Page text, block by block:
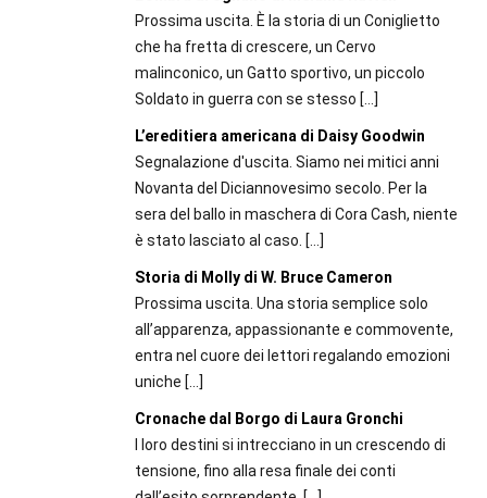
Prossima uscita. È la storia di un Coniglietto
che ha fretta di crescere, un Cervo
malinconico, un Gatto sportivo, un piccolo
Soldato in guerra con se stesso […]
L’ereditiera americana di Daisy Goodwin
Segnalazione d'uscita. Siamo nei mitici anni
Novanta del Diciannovesimo secolo. Per la
sera del ballo in maschera di Cora Cash, niente
è stato lasciato al caso. […]
Storia di Molly di W. Bruce Cameron
Prossima uscita. Una storia semplice solo
all’apparenza, appassionante e commovente,
entra nel cuore dei lettori regalando emozioni
uniche […]
Cronache dal Borgo di Laura Gronchi
I loro destini si intrecciano in un crescendo di
tensione, fino alla resa finale dei conti